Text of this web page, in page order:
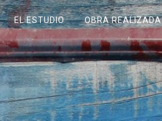
EL ESTUDIO OBRA REALIZADA